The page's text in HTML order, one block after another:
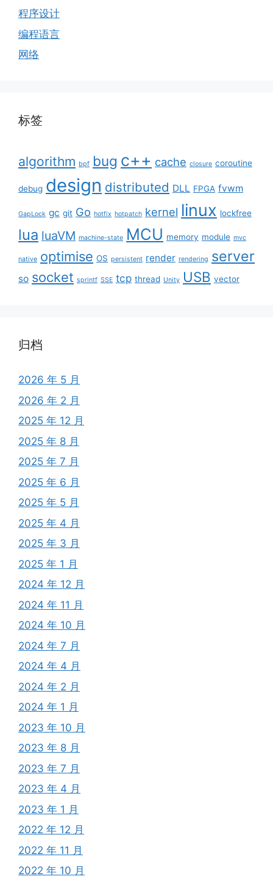
程序设计
编程语言
网络
标签
algorithm bpf bug c++ cache closure coroutine
debug design distributed DLL FPGA fvwm
GapLock gc git Go hotfix hotpatch kernel linux lockfree
lua luaVM machine-state MCU memory module mvc
native optimise OS persistent render rendering server
so socket sprintf SSE tcp thread Unity USB vector
归档
2026 年 5 月
2026 年 2 月
2025 年 12 月
2025 年 8 月
2025 年 7 月
2025 年 6 月
2025 年 5 月
2025 年 4 月
2025 年 3 月
2025 年 1 月
2024 年 12 月
2024 年 11 月
2024 年 10 月
2024 年 7 月
2024 年 4 月
2024 年 2 月
2024 年 1 月
2023 年 10 月
2023 年 8 月
2023 年 7 月
2023 年 4 月
2023 年 1 月
2022 年 12 月
2022 年 11 月
2022 年 10 月